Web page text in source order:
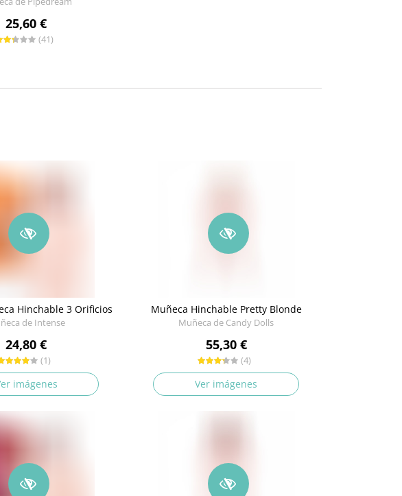
25,60 €
(41)
Hinchable 3 Orificios
de Intense
24,80 €
(1)
imágenes
Muñeca Hinchable Pretty Blonde
Muñeca de Candy Dolls
55,30 €
(4)
Ver imágenes